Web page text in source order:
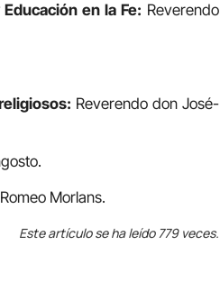
en la Fe: Reverendo
Reverendo don José-
Morlans.
Este artículo se ha leído 779 veces.